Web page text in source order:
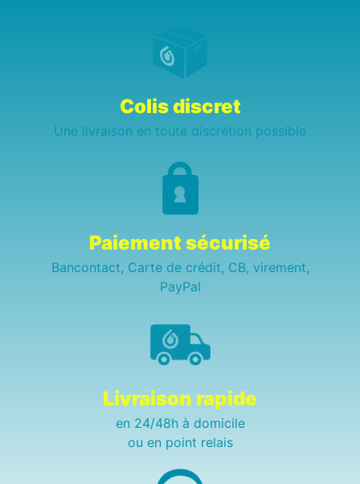
Colis discret
Une livraison en toute discrétion possible
Paiement sécurisé
Bancontact, Carte de crédit, CB, virement,
PayPal
Livraison rapide
en 24/48h à domicile
ou en point relais